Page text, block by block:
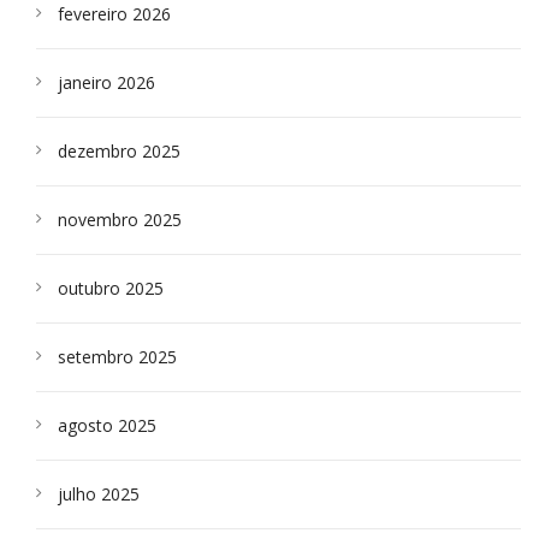
fevereiro 2026
janeiro 2026
dezembro 2025
novembro 2025
outubro 2025
setembro 2025
agosto 2025
julho 2025